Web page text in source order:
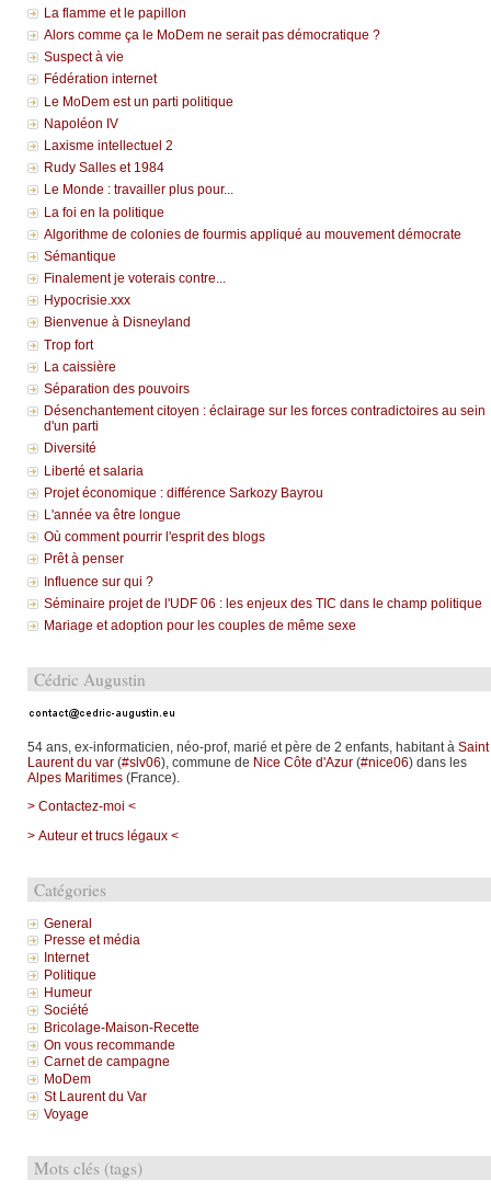
La flamme et le papillon
Alors comme ça le MoDem ne serait pas démocratique ?
Suspect à vie
Fédération internet
Le MoDem est un parti politique
Napoléon IV
Laxisme intellectuel 2
Rudy Salles et 1984
Le Monde : travailler plus pour...
La foi en la politique
Algorithme de colonies de fourmis appliqué au mouvement démocrate
Sémantique
Finalement je voterais contre...
Hypocrisie.xxx
Bienvenue à Disneyland
Trop fort
La caissière
Séparation des pouvoirs
Désenchantement citoyen : éclairage sur les forces contradictoires au sein
d'un parti
Diversité
Liberté et salaria
Projet économique : différence Sarkozy Bayrou
L'année va être longue
Où comment pourrir l'esprit des blogs
Prêt à penser
Influence sur qui ?
Séminaire projet de l'UDF 06 : les enjeux des TIC dans le champ politique
Mariage et adoption pour les couples de même sexe
Cédric Augustin
54 ans, ex-informaticien, néo-prof, marié et père de 2 enfants, habitant à Saint
Laurent du var(#slv06), commune de Nice Côte d'Azur(#nice06) dans les
Alpes Maritimes(France).
> Contactez-moi <
> Auteur et trucs légaux <
Catégories
General
Presse et média
Internet
Politique
Humeur
Société
Bricolage-Maison-Recette
On vous recommande
Carnet de campagne
MoDem
St Laurent du Var
Voyage
Mots clés (tags)